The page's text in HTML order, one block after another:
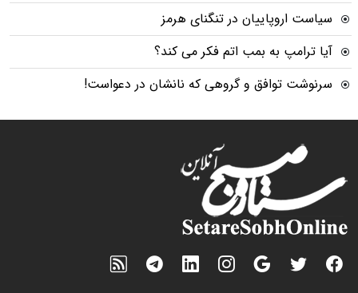
سیاست اروپاییان در تنگنای هرمز
آیا ترامپ به بمب اتم فکر می کند؟
سرنوشت توافق و گروهی که نانشان در دعواست!